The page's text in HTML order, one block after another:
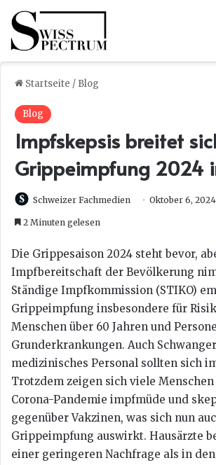
Startseite / Blog
Blog
Impfskepsis breitet
Grippeimpfung 2024
Schweizer Fachmedien Oktober 6, 2024
2 Minuten gelesen
Die Grippesaison 2024 steht bevor,
Impfbereitschaft der Bevölkerung
Ständige Impfkommission (STIKO)
Grippeimpfung insbesondere für
Menschen über 60 Jahren und
Grunderkrankungen. Auch
medizinisches Personal sollten sich
Trotzdem zeigen sich viele
Corona-Pandemie impfmüde und
gegenüber Vakzinen, was sich nun
Grippeimpfung auswirkt. Hausärzte
einer geringeren Nachfrage als in